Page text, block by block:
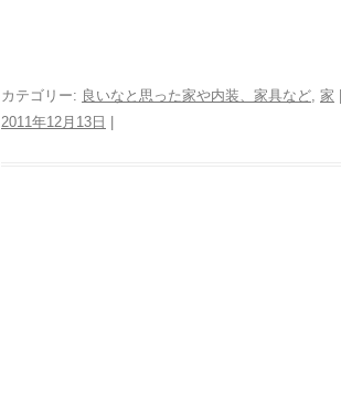
カテゴリー: 良いなと思った家や内装、家具など, 家
2011年12月13日